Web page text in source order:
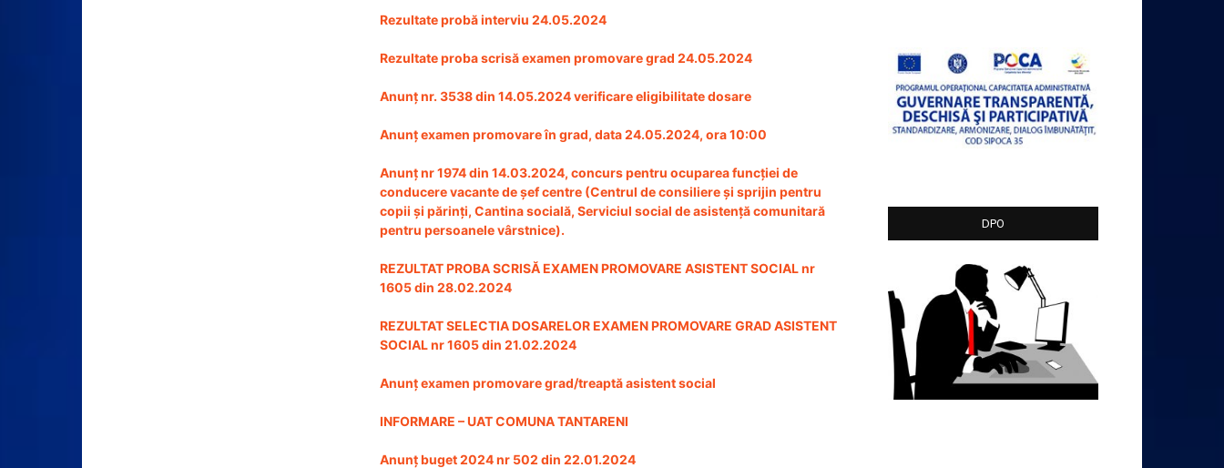
Rezultate probă interviu 24.05.2024
Rezultate proba scrisă examen promovare grad 24.05.2024
Anunț nr. 3538 din 14.05.2024 verificare eligibilitate dosare
Anunț examen promovare în grad, data 24.05.2024, ora 10:00
Anunț nr 1974 din 14.03.2024, concurs pentru ocuparea funcției de
conducere vacante de șef centre (Centrul de consiliere și sprijin pentru
copii și părinți, Cantina socială, Serviciul social de asistență comunitară
pentru persoanele vârstnice).
REZULTAT PROBA SCRISĂ EXAMEN PROMOVARE ASISTENT SOCIAL nr
1605 din 28.02.2024
REZULTAT SELECTIA DOSARELOR EXAMEN PROMOVARE GRAD ASISTENT
SOCIAL nr 1605 din 21.02.2024
Anunț examen promovare grad/treaptă asistent social
INFORMARE – UAT COMUNA TANTARENI
Anunț buget 2024 nr 502 din 22.01.2024
DPO